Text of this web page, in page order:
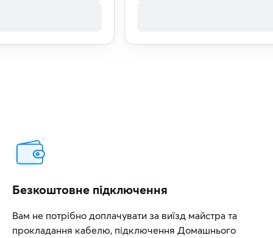
Безкоштовне підключення
Вам не потрібно доплачувати за виїзд майстра та
прокладання кабелю, підключення Домашнього